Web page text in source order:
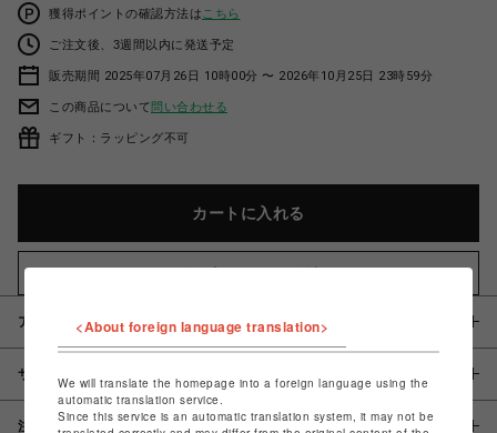
獲得ポイントの確認方法は こちら
ご注文後、3週間以内に発送予定
販売期間 2025年07月26日 10時00分 〜 2026年10月25日 23時59分
この商品について問い合わせる
ギフト：ラッピング不可
カートに入れる
アイテム説明 / 素材
サイズ
注意事項
<About foreign language translation>
We will translate the homepage into a foreign language using the
automatic translation service.
Since this service is an automatic translation system, it may not be